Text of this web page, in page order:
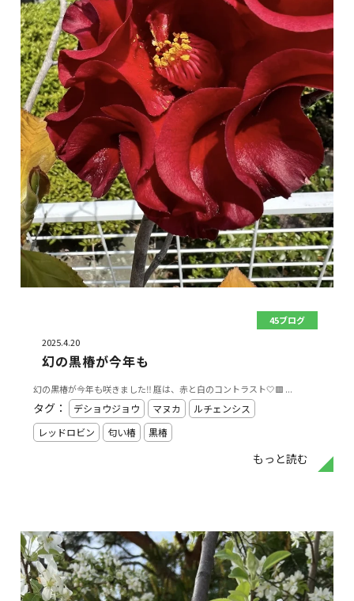
45ブログ
2025.4.20
幻の黒椿が今年も
幻の黒椿が今年も咲きました‼️ 庭は、赤と白のコントラスト🤍🟥 ...
もっと読む
タグ： デショウジョウ マヌカ
ルチェンシス
レッドロビン
匂い椿 黒椿